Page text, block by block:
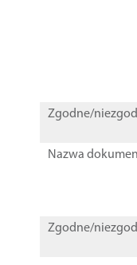
Zgodne/
Nazwa
Zgodne/